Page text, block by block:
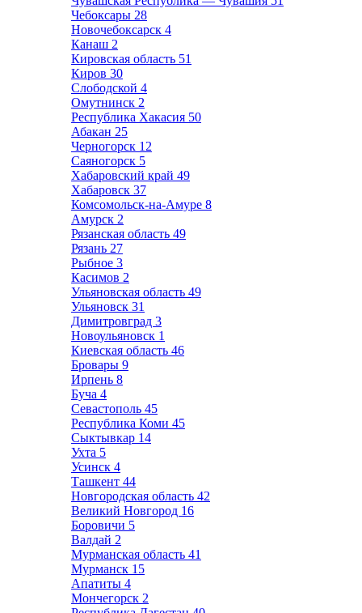
Чебоксары 28
Новочебоксарск 4
Канаш 2
Кировская область 51
Киров 30
Слободской 4
Омутнинск 2
Республика Хакасия 50
Абакан 25
Черногорск 12
Саяногорск 5
Хабаровский край 49
Хабаровск 37
Комсомольск-на-Амуре 8
Амурск 2
Рязанская область 49
Рязань 27
Рыбное 3
Касимов 2
Ульяновская область 49
Ульяновск 31
Димитровград 3
Новоульяновск 1
Киевская область 46
Бровары 9
Ирпень 8
Буча 4
Севастополь 45
Республика Коми 45
Сыктывкар 14
Ухта 5
Усинск 4
Ташкент 44
Новгородская область 42
Великий Новгород 16
Боровичи 5
Валдай 2
Мурманская область 41
Мурманск 15
Апатиты 4
Мончегорск 2